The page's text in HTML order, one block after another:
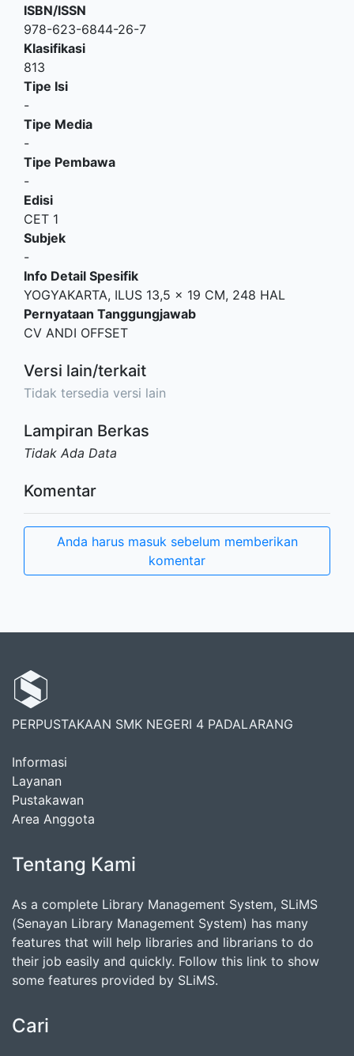
ISBN/ISSN
978-623-6844-26-7
Klasifikasi
813
Tipe Isi
-
Tipe Media
-
Tipe Pembawa
-
Edisi
CET 1
Subjek
-
Info Detail Spesifik
YOGYAKARTA, ILUS 13,5 x 19 CM, 248 HAL
Pernyataan Tanggungjawab
CV ANDI OFFSET
Versi lain/terkait
Tidak tersedia versi lain
Lampiran Berkas
Tidak Ada Data
Komentar
Anda harus masuk sebelum memberikan
komentar
PERPUSTAKAAN SMK NEGERI 4 PADALARANG
Informasi
Layanan
Pustakawan
Area Anggota
Tentang Kami
As a complete Library Management System, SLiMS
(Senayan Library Management System) has many
features that will help libraries and librarians to do
their job easily and quickly. Follow this link to show
some features provided by SLiMS.
Cari